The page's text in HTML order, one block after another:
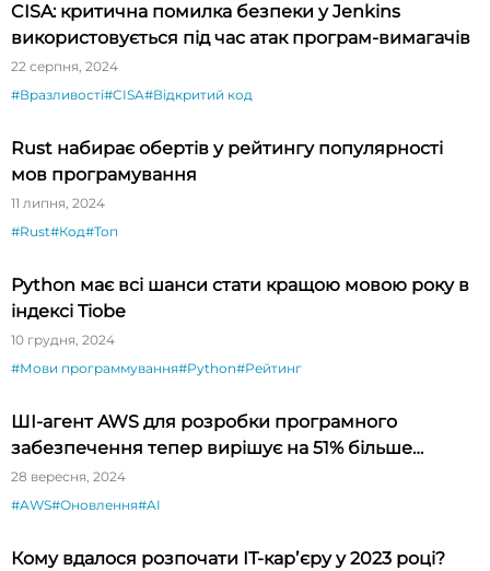
CISA: критична помилка безпеки у Jenkins
використовується під час атак програм-вимагачів
22 серпня, 2024
#Вразливості#CISA#Відкритий код
Rust набирає обертів у рейтингу популярності
мов програмування
11 липня, 2024
#Rust#Код#Топ
Python має всі шанси стати кращою мовою року в
індексі Tiobe
10 грудня, 2024
#Мови программування#Python#Рейтинг
ШІ-агент AWS для розробки програмного
забезпечення тепер вирішує на 51% більше
завдань
28 вересня, 2024
#AWS#Оновлення#AI
Кому вдалося розпочати ІТ-карʼєру у 2023 році?